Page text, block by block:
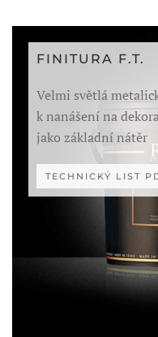
FINITURA F.T.
Velmi světlá
k nanášení na
jako základní nátěr
TECHNICKÝ LIST